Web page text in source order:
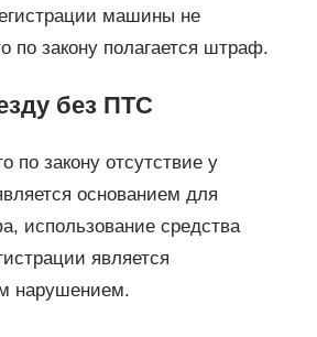
машины не
по закону полагается штраф.
без ПТС
по закону отсутствие у
основанием для
использование средства
является
нарушением.